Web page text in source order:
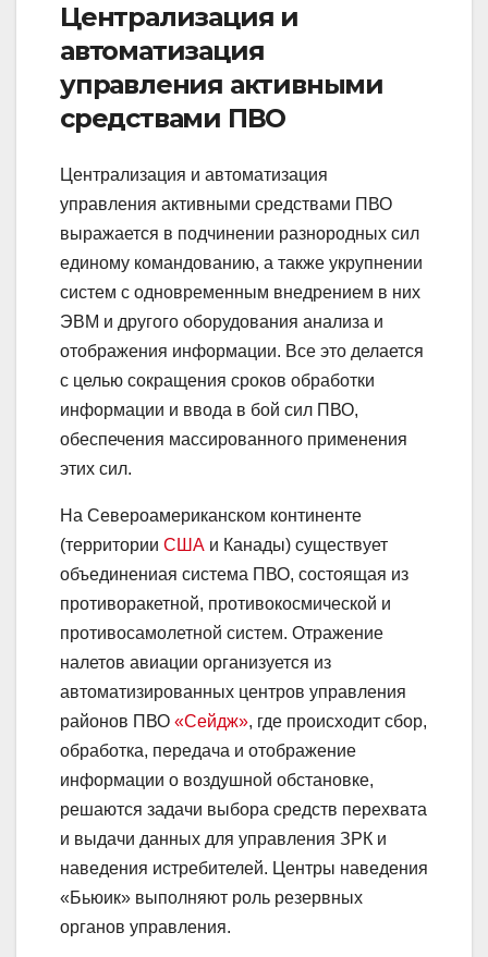
Централизация и
автоматизация
управления активными
средствами ПВО
Централизация и автоматизация
управления активными средствами ПВО
выражается в подчинении разнородных сил
единому командованию, а также укрупнении
систем с одновременным внедрением в них
ЭВМ и другого оборудования анализа и
отображения информации. Все это делается
с целью сокращения сроков обработки
информации и ввода в бой сил ПВО,
обеспечения массированного применения
этих сил.
На Североамериканском континенте
(территории США и Канады) существует
объединениая система ПВО, состоящая из
противоракетной, противокосмической и
противосамолетной систем. Отражение
налетов авиации организуется из
автоматизированных центров управления
районов ПВО «Сейдж», где происходит сбор,
обработка, передача и отображение
информации о воздушной обстановке,
решаются задачи выбора средств перехвата
и выдачи данных для управления ЗРК и
наведения истребителей. Центры наведения
«Бьюик» выполняют роль резервных
органов управления.